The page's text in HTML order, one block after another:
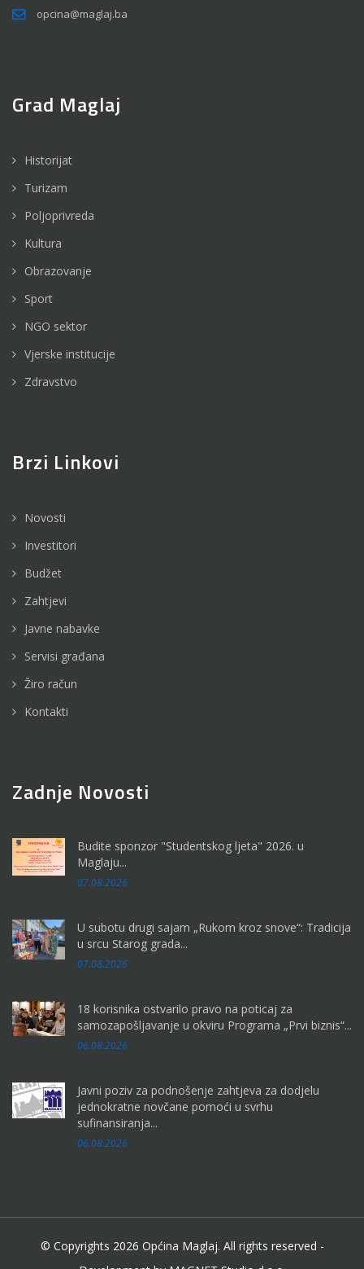
opcina@maglaj.ba
Grad Maglaj
Historijat
Turizam
Poljoprivreda
Kultura
Obrazovanje
Sport
NGO sektor
Vjerske institucije
Zdravstvo
Brzi Linkovi
Novosti
Investitori
Budžet
Zahtjevi
Javne nabavke
Servisi građana
Žiro račun
Kontakti
Zadnje Novosti
Budite sponzor "Studentskog ljeta" 2026. u
Maglaju...
07.08.2026
U subotu drugi sajam „Rukom kroz snove“: Tradicija
u srcu Starog grada...
07.08.2026
18 korisnika ostvarilo pravo na poticaj za
samozapošljavanje u okviru Programa „Prvi biznis“...
06.08.2026
Javni poziv za podnošenje zahtjeva za dodjelu
jednokratne novčane pomoći u svrhu
sufinansiranja...
06.08.2026
© Copyrights 2026 Općina Maglaj. All rights reserved -